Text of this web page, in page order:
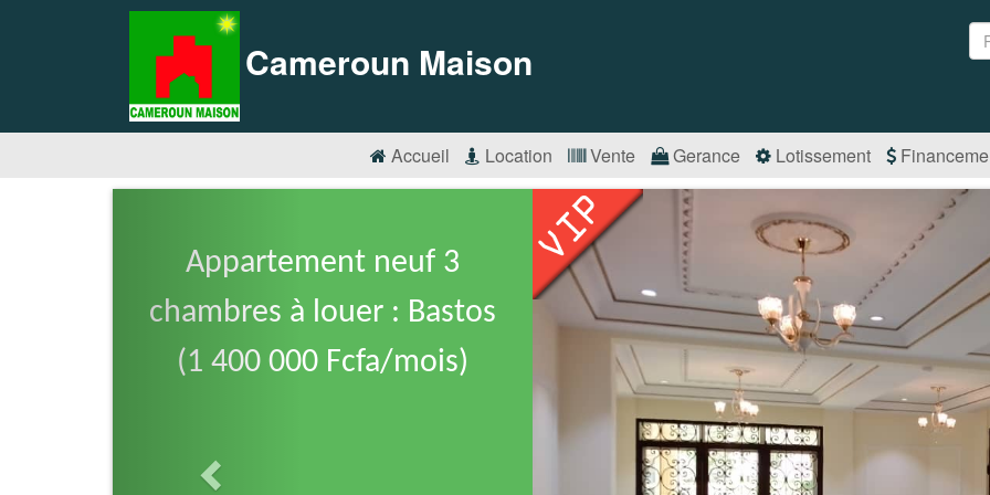
Cameroun Maison
Accueil Location Vente Gerance Lotissement
Appartement neuf 3
chambres à louer : Bastos
(1 400 000 Fcfa/mois)